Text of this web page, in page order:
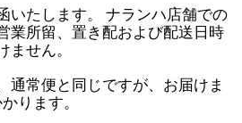
いたします。 ナランハ店舗での
業所留、置き配および配送日時
せん。
通常便と同じですが、お届けま
ります。